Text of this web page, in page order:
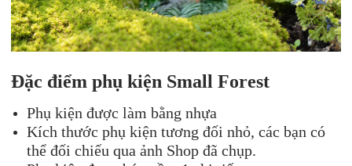
Đặc điểm phụ kiện Small Forest
Phụ kiện được làm bằng nhựa
Kích thước phụ kiện tương đối nhỏ, các bạn có
thể đối chiếu qua ảnh Shop đã chụp.